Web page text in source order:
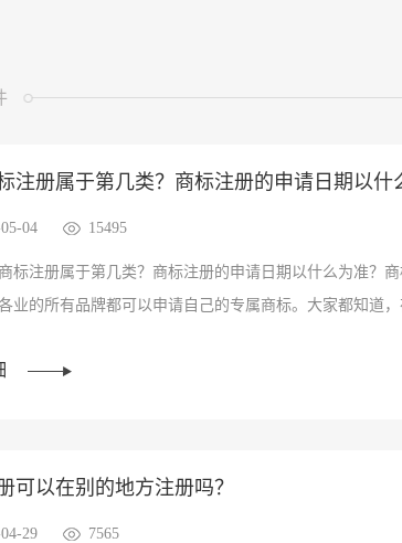
注册属于第几类？商标注册的申请日期以什
04 15495
注册属于第几类？商标注册的申请日期以什么为准？商
业的所有品牌都可以申请自己的专属商标。大家都知道
可以在别的地方注册吗？
29 7565